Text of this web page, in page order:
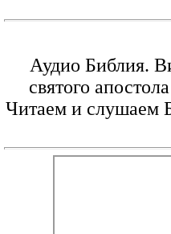
Аудио Библия.
святого
Читаем и слушаем